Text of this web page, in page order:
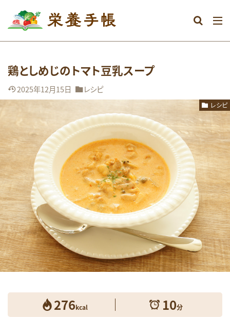
鶏としめじのトマト豆乳スープ
2025年12月15日 レシピ
レシピ
276kcal 10分
カテゴリー
タグ
DHA おなか
アミノ酸
アレルギー
エネルギー
オメガ3系脂肪酸
グルテンフリー
ストレス
タンパク質
ダイエット
ビタミン
ビタミンA
ビタミンB群
ビタミンC
ビタミンD
ビタミンE
マグネシウム
ミネラル
メンタル
レシピ 亜鉛
体調不良
健康維持
免疫 女性のお悩み
妊娠期
必須脂肪酸
成長期 抗酸化
朝食
栄養素コラム
消化しやすい
生活習慣病
糖質オフ
美容 肥満・メタボ
脳